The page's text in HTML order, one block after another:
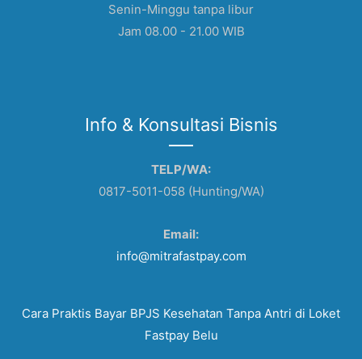
Senin-Minggu tanpa libur
Jam 08.00 - 21.00 WIB
Info & Konsultasi Bisnis
TELP/WA:
0817-5011-058 (Hunting/WA)
Email:
info@mitrafastpay.com
Cara Praktis Bayar BPJS Kesehatan Tanpa Antri di Loket
Fastpay Belu